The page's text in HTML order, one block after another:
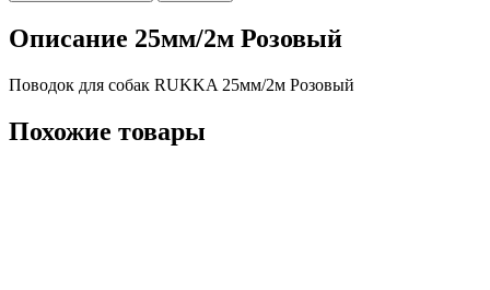
Описание 25мм/2м Розовый
Поводок для собак RUKKA 25мм/2м Розовый
Похожие товары